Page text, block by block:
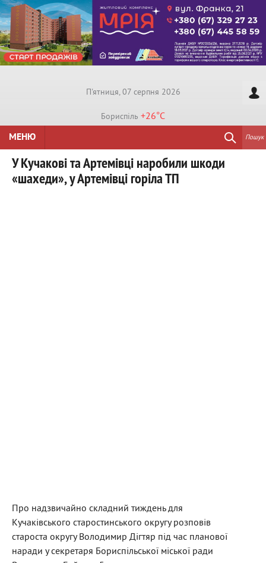
П'ятниця, 07 серпня 2026
Бориспiль +26°C
МЕНЮ
Пошук
У Кучакові та Артемівці наробили шкоди
«шахеди», у Артемівці горіла ТП
Про надзвичайно складний тиждень для
Кучаківського старостинського округу розповів
староста округу Володимир Дігтяр під час планової
наради у секретаря Бориспільської міської ради